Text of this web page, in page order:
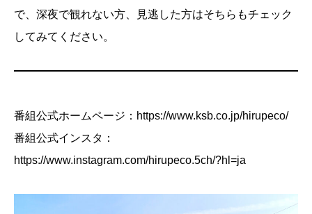
で、深夜で観れない方、見逃した方はそちらもチェック
してみてください。
番組公式ホームページ： https://www.ksb.co.jp/hirupeco/
番組公式インスタ：
https://www.instagram.com/hirupeco.5ch/?hl=ja